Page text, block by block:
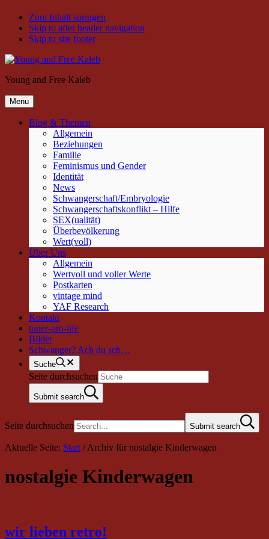
Zum Inhalt springen
Skip to after header navigation
Skip to site footer
Young and Free Kaleb
Menu
Blog & Themen
Allgemein
Beziehungen
Familie
Feminismus und Gender
Identität
News
Schwangerschaft/Embryologie
Schwangerschaftskonflikt – Hilfe
SEX(ualität)
Überbevölkerung
Wert(voll)
Über Uns
Allgemein
Wertvoll und voller Werte
Postkarten
vintage mind
YAF Research
Kontakt
tuner-pro-life
Bilder
Schwanger? Ach du sch…
Suche
Seite durchsuchen
Submit search
Seite durchsuchen Submit search
Aktuelle Seite: Start /Archiv für nostalgie Kinderwagen
nostalgie Kinderwagen
wir lieben retro!